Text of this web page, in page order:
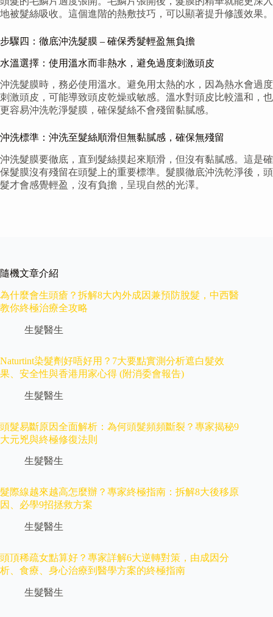
地被髮絲吸收。這個進階的熱敷技巧，可以顯著提升修護效果。
步驟四：徹底沖洗髮膜 – 確保秀髮輕盈無負擔
水溫選擇：使用溫水而非熱水，避免過度刺激頭皮
沖洗髮膜時，務必使用溫水。避免用太熱的水，因為熱水會過度
刺激頭皮，可能導致頭皮乾燥或敏感。溫水對頭皮比較溫和，也
更容易沖洗乾淨髮膜，確保髮絲不會殘留黏膩感。
沖洗標準：沖洗至髮絲順滑但無黏膩感，確保無殘留
沖洗髮膜要徹底，直到髮絲摸起來順滑，但沒有黏膩感。這是確
保髮膜沒有殘留在頭髮上的重要標準。髮膜徹底沖洗乾淨後，頭
髮才會感覺輕盈，沒有負擔，呈現自然的光澤。
隨機文章介紹
為什麼會生頭瘡？拆解8大內外成因兼預防脫髮，中西醫
教你終極治療全攻略
生髮醫生
Naturtint染髮劑好唔好用？7大要點實測分析遮白髮效
果、安全性與香港用家心得 (附消委會報告)
生髮醫生
頭髮易斷原因全面解析：為何頭髮頻頻斷裂？專家揭秘9
大元兇與終極修復法則
生髮醫生
髮際線越來越高怎麼辦？專家終極指南：拆解8大後移原
因、必學9招拯救方案
生髮醫生
頭頂稀疏女點算好？專家詳解6大逆轉對策，由成因分
析、食療、身心治療到醫學方案的終極指南
生髮醫生